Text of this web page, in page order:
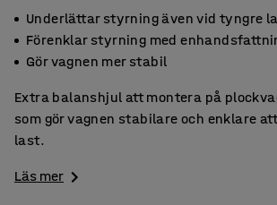
Underlättar styrning även vid tyngre
Förenklar styrning med
Gör vagnen mer stabil
Extra balanshjul att montera på
som gör vagnen stabilare och enklare
last.
Läs mer